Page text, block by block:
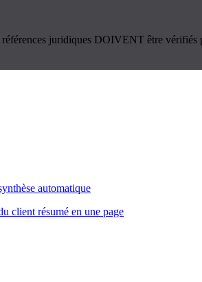
juridiques DOIVENT être
automatique
client résumé en une page